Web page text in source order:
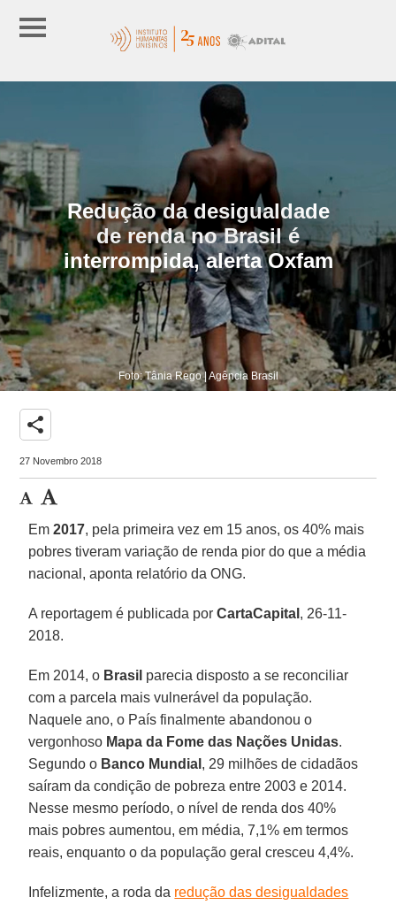
Redução da desigualdade
de renda no Brasil é
interrompida, alerta Oxfam
Foto: Tânia Rego | Agência Brasil
share
27 Novembro 2018
Em2017, pela primeira vez em 15 anos, os 40% mais
pobres tiveram variação de renda pior do que a média
nacional, aponta relatório da ONG.
A reportagem é publicada porCartaCapital , 26-11-
2018.
Em 2014, o Brasil parecia disposto a se reconciliar
com a parcela mais vulnerável da população.
Naquele ano, o País finalmente abandonou o
vergonhoso Mapa da Fome das Nações Unidas.
Segundo o Banco Mundial , 29 milhões de cidadãos
saíram da condição de pobreza entre 2003 e 2014.
Nesse mesmo período, o nível de renda dos 40%
mais pobres aumentou, em média, 7,1% em termos
reais, enquanto o da população geral cresceu 4,4%.
Infelizmente, a roda da redução das desigualdades